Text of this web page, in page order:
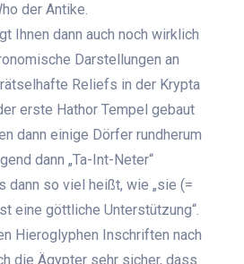
der Antike.
Ihnen dann auch noch wirklich
Darstellungen an
Reliefs in der Krypta
erste Hathor Tempel gebaut
dann einige Dörfer rundherum
dann „Ta-Int-Neter“
dann so viel heißt, wie „sie (=
eine göttliche Unterstützung“.
Hieroglyphen Inschriften nach
die Ägypter sehr sicher, dass